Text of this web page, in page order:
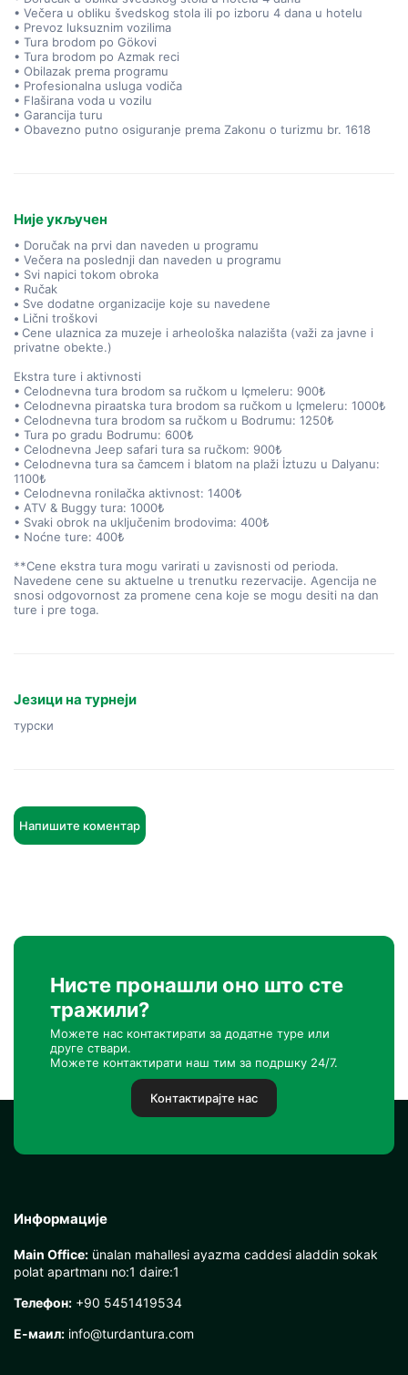
• Večera u obliku švedskog stola ili po izboru 4 dana u hotelu
• Prevoz luksuznim vozilima
• Tura brodom po Gökovi
• Tura brodom po Azmak reci
• Obilazak prema programu
• Profesionalna usluga vodiča
• Flaširana voda u vozilu
• Garancija turu
• Obavezno putno osiguranje prema Zakonu o turizmu br. 1618
Није укључен
• Doručak na prvi dan naveden u programu
• Večera na poslednji dan naveden u programu
• Svi napici tokom obroka
• Ručak
• Sve dodatne organizacije koje su navedene
• Lični troškovi
• Cene ulaznica za muzeje i arheološka nalazišta (važi za javne i
privatne obekte.)
Ekstra ture i aktivnosti
• Celodnevna tura brodom sa ručkom u Içmeleru: 900₺
• Celodnevna piraatska tura brodom sa ručkom u Içmeleru: 1000₺
• Celodnevna tura brodom sa ručkom u Bodrumu: 1250₺
• Tura po gradu Bodrumu: 600₺
• Celodnevna Jeep safari tura sa ručkom: 900₺
• Celodnevna tura sa čamcem i blatom na plaži İztuzu u Dalyanu:
1100₺
• Celodnevna ronilačka aktivnost: 1400₺
• ATV & Buggy tura: 1000₺
• Svaki obrok na uključenim brodovima: 400₺
• Noćne ture: 400₺
**Cene ekstra tura mogu varirati u zavisnosti od perioda.
Navedene cene su aktuelne u trenutku rezervacije. Agencija ne
snosi odgovornost za promene cena koje se mogu desiti na dan
ture i pre toga.
Језици на турнеји
турски
Напишите коментар
Нисте пронашли оно што сте
тражили?
Можете нас контактирати за додатне туре или
друге ствари.
Можете контактирати наш тим за подршку 24/7.
Контактирајте нас
Информације
Main Office: ünalan mahallesi ayazma caddesi aladdin sokak
polat apartmanı no:1 daire:1
Телефон: +90 5451419534
Е-маил: info@turdantura.com